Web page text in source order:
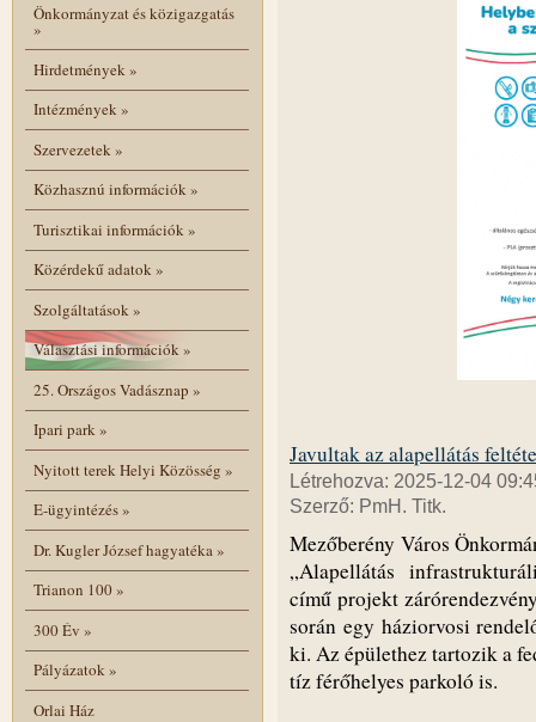
Önkormányzat és közigazgatás
»
Hirdetmények»
Intézmények»
Szervezetek»
Közhasznú információk»
Turisztikai információk»
Közérdekű adatok»
Szolgáltatások»
Választási információk»
25. Országos Vadásznap »
Ipari park»
Nyitott terek Helyi Közösség »
E-ügyintézés»
Dr. Kugler József hagyatéka»
Trianon 100»
300 Év »
Pályázatok»
Orlai Ház
Javultak az alapellátás
Létrehozva: 2025-12-04
Szerző: PmH. Titk.
Mezőberény Város
„Alapellátás
című projekt
során egy háziorvosi
ki. Az épülethez tartozik a
tíz férőhelyes parkoló is.